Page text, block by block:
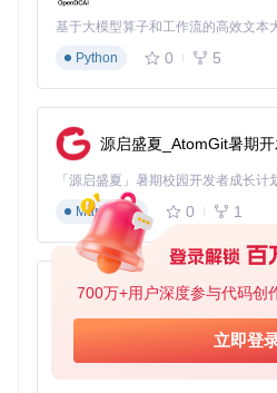
700万+用户深度参与代码创
立即登
画面卡顿解决方案
检查网络带宽，确保上传速度
调整线程池配置：在"高级设置"
尝试切换音频输出设备
更新声卡驱动至最新版本
未来路线与社区参与
Sunshine开发团队计划在2025年
AV1编码支持，进一步提升压缩
WebRTC协议集成，优化跨网络
移动端虚拟触控板功能，增强
基于大模型算子和工作流的高效文本
Python
0 5
源启盛夏_AtomGit暑期
Markdown
0 1
py-xiaozhi
Python
0 1